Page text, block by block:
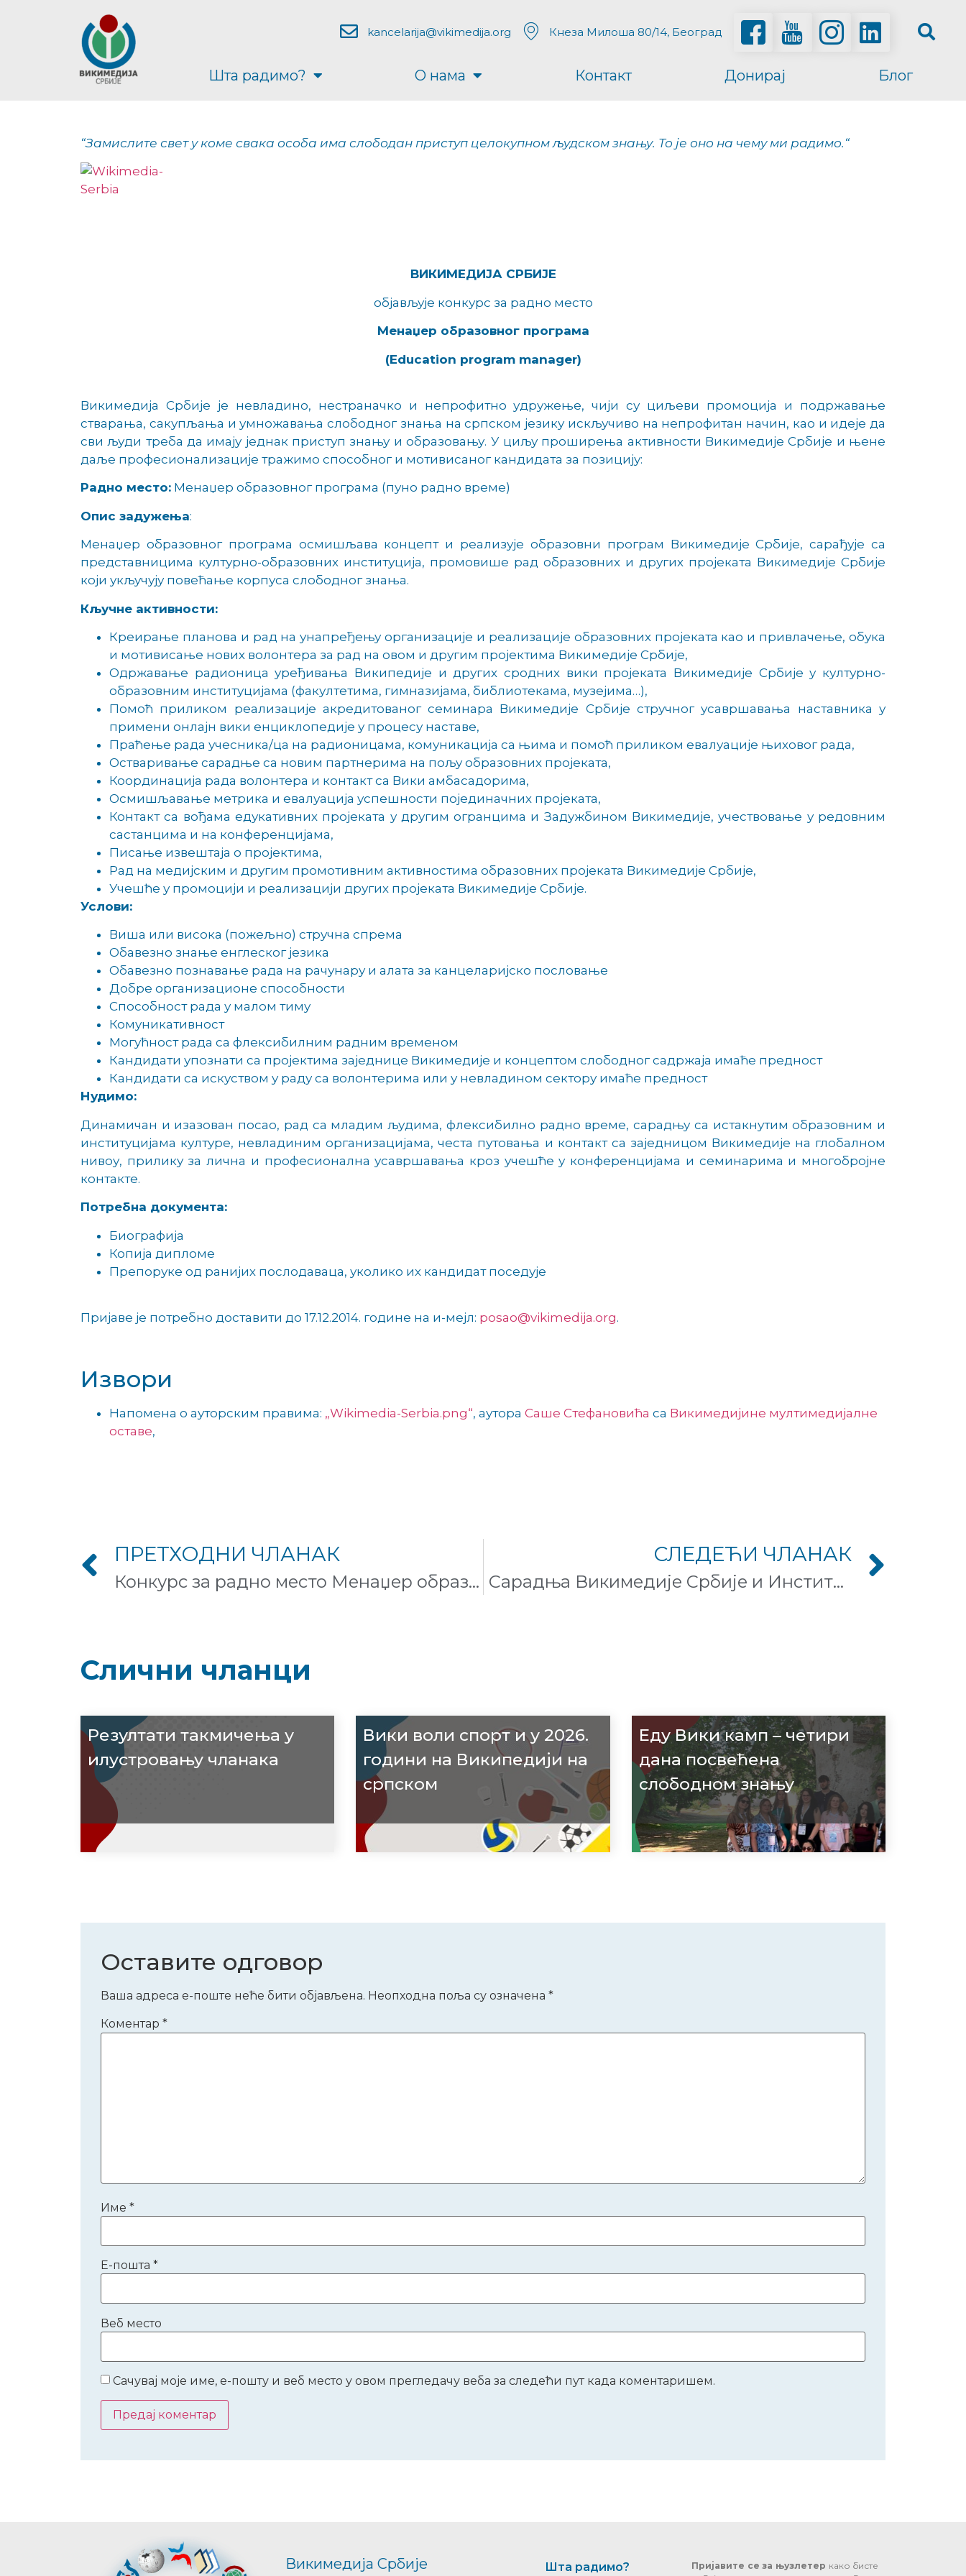
kancelarija@vikimedija.org Кнеза Милоша 80/14, Београд
Шта радимо? О нама Контакт Донирај Блог
“Замислите свет у коме свака особа има слободан приступ целокупном људском знању. То је оно на чему ми радимо.“
ВИКИМЕДИЈА СРБИЈЕ
објављује конкурс за радно место
Менаџер образовног програма
(Education program manager)
Викимедија Србије је невладино, нестраначко и непрофитно удружење, чији су циљеви промоција и подржавање
стварања, сакупљања и умножавања слободног знања на српском језику искључиво на непрофитан начин, као и идеје да
сви људи треба да имају једнак приступ знању и образовању. У циљу проширења активности Викимедије Србије и њене
даље професионализације тражимо способног и мотивисаног кандидата за позицију:
Радно место: Менаџер образовног програма (пуно радно време)
Опис задужења:
Менаџер образовног програма осмишљава концепт и реализује образовни програм Викимедије Србије, сарађује са
представницима културно-образовних институција, промовише рад образовних и других пројеката Викимедије Србије
који укључују повећање корпуса слободног знања.
Кључне активности:
Креирање планова и рад на унапређењу организације и реализације образовних пројеката као и привлачење, обука
и мотивисање нових волонтера за рад на овом и другим пројектима Викимедије Србије,
Одржавање радионица уређивања Википедије и других сродних вики пројеката Викимедије Србије у културно-
образовним институцијама (факултетима, гимназијама, библиотекама, музејима…),
Помоћ приликом реализације акредитованог семинара Викимедије Србије стручног усавршавања наставника у
примени онлајн вики енциклопедије у процесу наставе,
Праћење рада учесника/ца на радионицама, комуникација са њима и помоћ приликом евалуације њиховог рада,
Остваривање сарадње са новим партнерима на пољу образовних пројеката,
Координација рада волонтера и контакт са Вики амбасадорима,
Осмишљавање метрика и евалуација успешности појединачних пројеката,
Контакт са вођама едукативних пројеката у другим огранцима и Задужбином Викимедије, учествовање у редовним
састанцима и на конференцијама,
Писање извештаја о пројектима,
Рад на медијским и другим промотивним активностима образовних пројеката Викимедије Србије,
Учешће у промоцији и реализацији других пројеката Викимедије Србије.
Услови:
Виша или висока (пожељно) стручна спрема
Обавезно знање енглеског језика
Обавезно познавање рада на рачунару и алата за канцеларијско пословање
Добре организационе способности
Способност рада у малом тиму
Комуникативност
Могућност рада са флексибилним радним временом
Кандидати упознати са пројектима заједнице Викимедије и концептом слободног садржаја имаће предност
Кандидати са искуством у раду са волонтерима или у невладином сектору имаће предност
Нудимо:
Динамичан и изазован посао, рад са младим људима, флексибилно радно време, сарадњу са истакнутим образовним и
институцијама културе, невладиним организацијама, честа путовања и контакт са заједницом Викимедије на глобалном
нивоу, прилику за лична и професионална усавршавања кроз учешће у конференцијама и семинарима и многобројне
контакте.
Потребна документа:
Биографија
Копија дипломе
Препоруке од ранијих послодаваца, уколико их кандидат поседује
Пријаве је потребно доставити до 17.12.2014. године на и-мејл: posao@vikimedija.org.
Извори
Напомена о ауторским правима: „Wikimedia-Serbia.png“, аутора Саше Стефановића са Викимедијине мултимедијалне
оставе,
ПРЕТХОДНИ ЧЛАНАК
Конкурс за радно место Менаџер образовног програма
СЛЕДЕЋИ ЧЛАНАК
Сарадња Викимедије Србије и Института за филозофију и друштвену теорију
Слични чланци
Резултати такмичења у
илустровању чланака
Вики воли спорт и у 2026.
години на Википедији на
српском
Еду Вики камп – четири
дана посвећена
слободном знању
Оставите одговор
Ваша адреса е-поште неће бити објављена. Неопходна поља су означена *
Коментар *
Име *
Е-пошта *
Веб место
Сачувај моје име, е-пошту и веб место у овом прегледачу веба за следећи пут када коментаришем.
Викимедија Србије Шта радимо? Пријавите се за њузлетер како бисте